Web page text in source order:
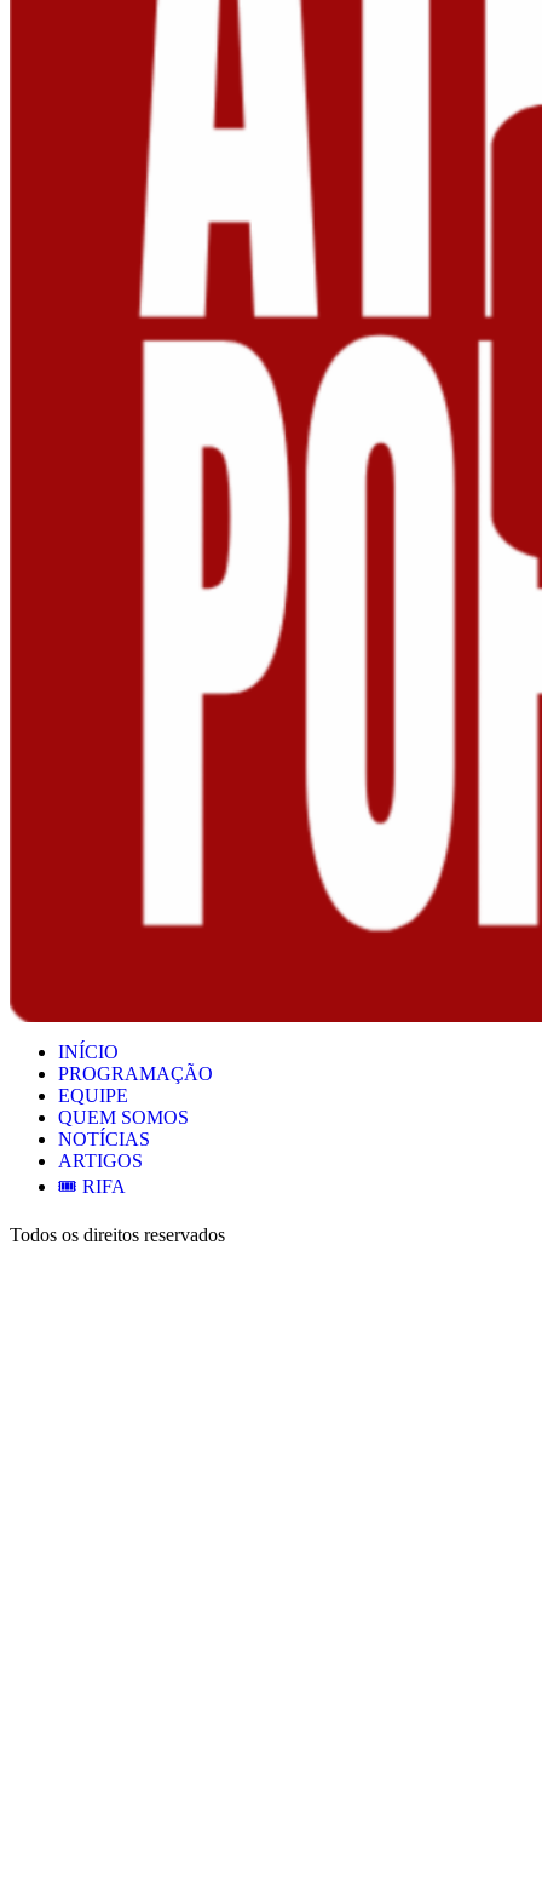
INÍCIO
PROGRAMAÇÃO
EQUIPE
QUEM SOMOS
NOTÍCIAS
ARTIGOS
🎟️ RIFA
Todos os direitos reservados